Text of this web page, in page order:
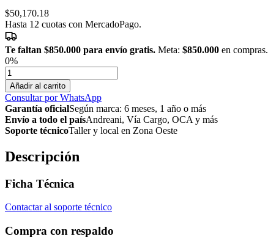
$50,170.18
Hasta 12 cuotas con MercadoPago.
Te faltan $850.000 para envío gratis. Meta: $850.000 en compras.
0%
Lámpara
250W/Beamer
250
Mini
cantidad
Añadir al carrito
Consultar por WhatsApp
Garantía oficialSegún marca: 6 meses, 1 año o más
Envío a todo el paísAndreani, Vía Cargo, OCA y más
Soporte técnicoTaller y local en Zona Oeste
Descripción
Ficha Técnica
Contactar al soporte técnico
Compra con respaldo